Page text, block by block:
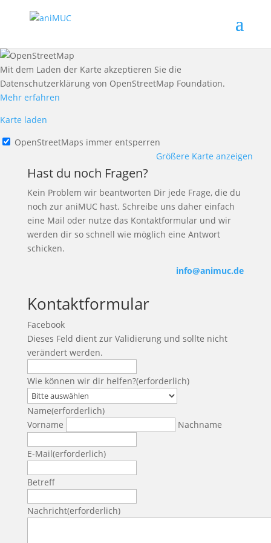
Mit dem Laden der Karte akzeptieren Sie die
Datenschutzerklärung von OpenStreetMap Foundation.
Mehr erfahren
Karte laden
OpenStreetMaps immer entsperren
Größere Karte anzeigen
Hast du noch Fragen?
Kein Problem wir beantworten Dir jede Frage, die du
noch zur aniMUC hast. Schreibe uns daher einfach
eine Mail oder nutze das Kontaktformular und wir
werden dir so schnell wie möglich eine Antwort
schicken.
info@animuc.de
Kontaktformular
Facebook
Dieses Feld dient zur Validierung und sollte nicht
verändert werden.
Wie können wir dir helfen?(erforderlich)
Name(erforderlich)
Vorname
Nachname
E-Mail(erforderlich)
Betreff
Nachricht(erforderlich)